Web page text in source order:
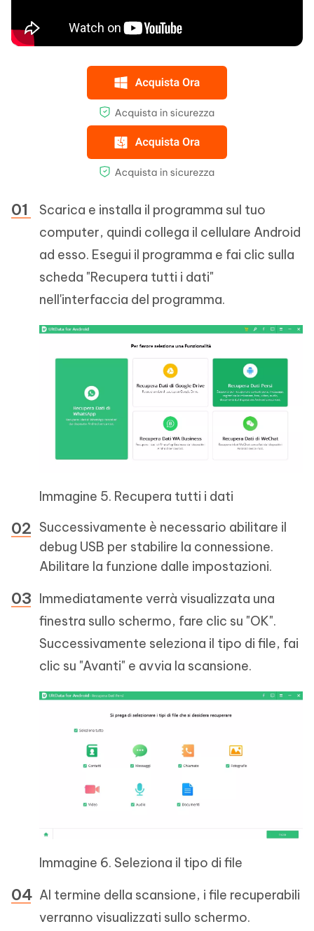
Scarica e installa il programma sul tuo
computer, quindi collega il cellulare Android
ad esso. Esegui il programma e fai clic sulla
scheda "Recupera tutti i dati"
nell'interfaccia del programma.
Immagine 5. Recupera tutti i dati
Successivamente è necessario abilitare il
debug USB per stabilire la connessione.
Abilitare la funzione dalle impostazioni.
Immediatamente verrà visualizzata una
finestra sullo schermo, fare clic su "OK".
Successivamente seleziona il tipo di file, fai
clic su "Avanti" e avvia la scansione.
Immagine 6. Seleziona il tipo di file
Al termine della scansione, i file recuperabili
verranno visualizzati sullo schermo.